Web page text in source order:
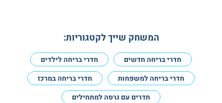
המשחק שייך לקטגוריות:
חדרי בריחה חדשים
חדרי בריחה לילדים
חדרי בריחה למשפחות
חדרי בריחה במרכז
חדרים עם גרסה למתחילים